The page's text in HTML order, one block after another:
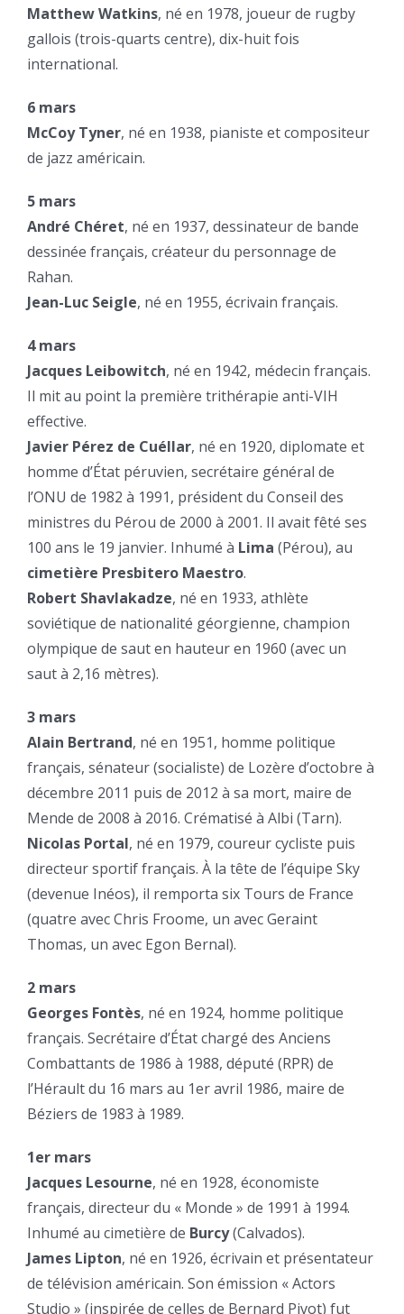
Matthew Watkins, né en 1978, joueur de rugby
gallois (trois-quarts centre), dix-huit fois
international.
6 mars
McCoy Tyner, né en 1938, pianiste et compositeur
de jazz américain.
5 mars
André Chéret, né en 1937, dessinateur de bande
dessinée français, créateur du personnage de
Rahan.
Jean-Luc Seigle, né en 1955, écrivain français.
4 mars
Jacques Leibowitch, né en 1942, médecin français.
Il mit au point la première trithérapie anti-VIH
effective.
Javier Pérez de Cuéllar, né en 1920, diplomate et
homme d’État péruvien, secrétaire général de
l’ONU de 1982 à 1991, président du Conseil des
ministres du Pérou de 2000 à 2001. Il avait fêté ses
100 ans le 19 janvier. Inhumé à Lima (Pérou), au
cimetière Presbitero Maestro.
Robert Shavlakadze, né en 1933, athlète
soviétique de nationalité géorgienne, champion
olympique de saut en hauteur en 1960 (avec un
saut à 2,16 mètres).
3 mars
Alain Bertrand, né en 1951, homme politique
français, sénateur (socialiste) de Lozère d’octobre à
décembre 2011 puis de 2012 à sa mort, maire de
Mende de 2008 à 2016. Crématisé à Albi (Tarn).
Nicolas Portal, né en 1979, coureur cycliste puis
directeur sportif français. À la tête de l’équipe Sky
(devenue Inéos), il remporta six Tours de France
(quatre avec Chris Froome, un avec Geraint
Thomas, un avec Egon Bernal).
2 mars
Georges Fontès, né en 1924, homme politique
français. Secrétaire d’État chargé des Anciens
Combattants de 1986 à 1988, député (RPR) de
l’Hérault du 16 mars au 1er avril 1986, maire de
Béziers de 1983 à 1989.
1er mars
Jacques Lesourne, né en 1928, économiste
français, directeur du « Monde » de 1991 à 1994.
Inhumé au cimetière de Burcy(Calvados).
James Lipton, né en 1926, écrivain et présentateur
de télévision américain. Son émission « Actors
Studio » (inspirée de celles de Bernard Pivot) fut